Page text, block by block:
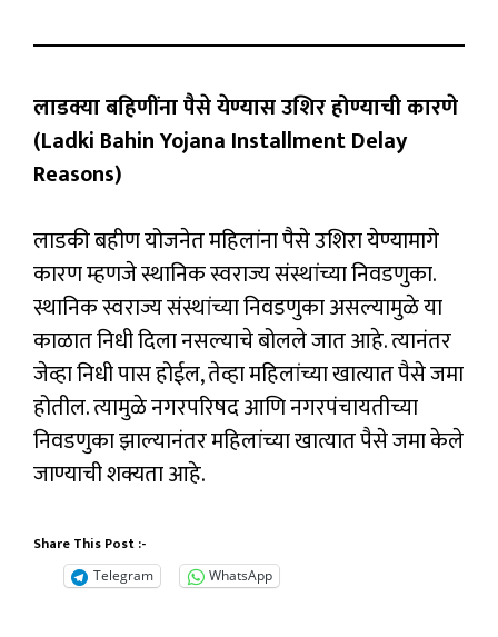
लाडक्या बहि‍णींना पैसे येण्यास उशिर होण्याची कारणे
(Ladki Bahin Yojana Installment Delay
Reasons)
लाडकी बहीण योजनेत महिलांना पैसे उशिरा येण्यामागे
कारण म्हणजे स्थानिक स्वराज्य संस्थांच्या निवडणुका.
स्थानिक स्वराज्य संस्थांच्या निवडणुका असल्यामुळे या
काळात निधी दिला नसल्याचे बोलले जात आहे. त्यानंतर
जेव्हा निधी पास होईल, तेव्हा महिलांच्या खात्यात पैसे जमा
होतील. त्यामुळे नगरपरिषद आणि नगरपंचायतीच्या
निवडणुका झाल्यानंतर महिलांच्या खात्यात पैसे जमा केले
जाण्याची शक्यता आहे.
Share This Post :-
Telegram WhatsApp